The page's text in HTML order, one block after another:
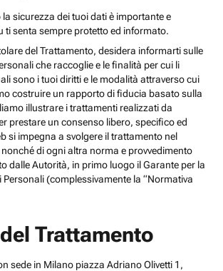
la sicurezza dei tuoi dati è importante e
ti senta sempre protetto ed informato.
del Trattamento, desidera informarti sulle
che raccoglie e le finalità per cui li
sono i tuoi diritti e le modalità attraverso cui
costruire un rapporto di fiducia basato sulla
illustrare i trattamenti realizzati da
prestare un consenso libero, specifico ed
si impegna a svolgere il trattamento nel
nonché di ogni altra norma e provvedimento
dalle Autorità, in primo luogo il Garante per la
Personali (complessivamente la “Normativa
Trattamento
sede in Milano piazza Adriano Olivetti 1,